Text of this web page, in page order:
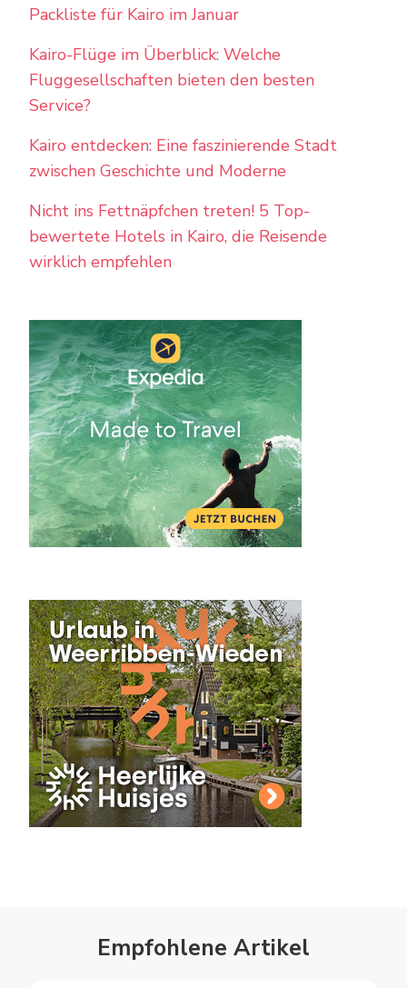
Packliste für Kairo im Januar
Kairo-Flüge im Überblick: Welche
Fluggesellschaften bieten den besten
Service?
Kairo entdecken: Eine faszinierende Stadt
zwischen Geschichte und Moderne
Nicht ins Fettnäpfchen treten! 5 Top-
bewertete Hotels in Kairo, die Reisende
wirklich empfehlen
Empfohlene Artikel